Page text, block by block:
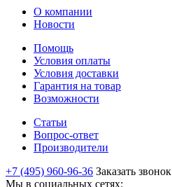
О компании
Новости
Помощь
Условия оплаты
Условия доставки
Гарантия на товар
Возможности
Статьи
Вопрос-ответ
Производители
+7 (495) 960-96-36 Заказать звонок
Мы в социальных сетях: